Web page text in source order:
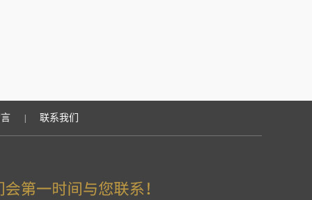
联系我们